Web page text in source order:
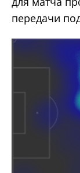
передачи